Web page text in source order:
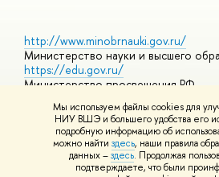
Мы используем файлы cookies для
НИУ ВШЭ и большего удобства его
подробную информацию об
можно найти здесь, наши правила
данных –здесь. Продолжая
подтверждаете, что были
http://www.minobrnauki.gov.ru/
Министерство науки и высшего
https://edu.gov.ru/
Министерство просвещения РФ
https://elearning.hse.ru/mooc
Массовые открытые онлайн-курсы
© НИУ ВШЭ 1993–2026 Адреса и
использования материалов Политика